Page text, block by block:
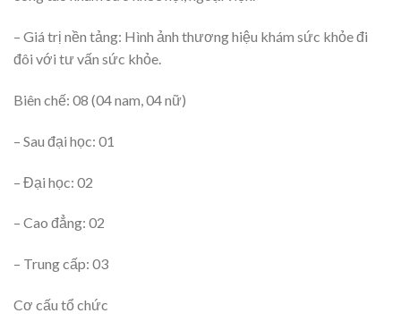
– Giá trị nền tảng: Hình ảnh thương hiệu khám sức khỏe đi
đôi với tư vấn sức khỏe.
Biên chế: 08 (04 nam, 04 nữ)
– Sau đại học: 01
– Đại học: 02
– Cao đẳng: 02
– Trung cấp: 03
Cơ cấu tổ chức